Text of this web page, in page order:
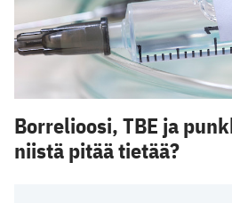
Borrelioosi, TBE ja
niistä pitää tietää?